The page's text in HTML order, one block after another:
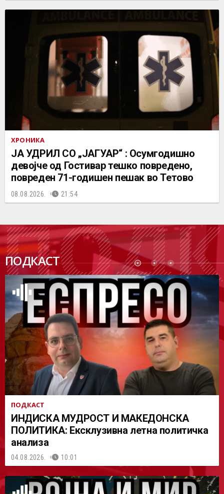
ХРОНИКА
ЈА УДРИЛ СО „ЈАГУАР“ : Осумгодишно
девојче од Гостивар тешко повредено,
повреден 71-годишен пешак во Тетово
08.08.2026. 21:54
ПОДКАСТ
ПОДК
АСТ
ПОДКАСТ
ИНДИСКА МУДРОСТ И МАКЕДОНСКА
ПОЛИТИКА: Ексклузивна летна политичка
анализа
04.08.2026. 10:01